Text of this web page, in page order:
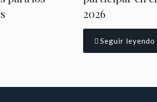
2026
Seguir leyendo